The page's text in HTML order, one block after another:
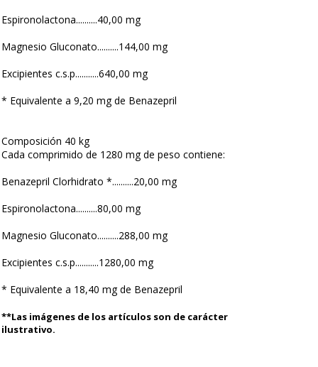
Espironolactona..........40,00 mg
Magnesio Gluconato..........144,00 mg
Excipientes c.s.p...........640,00 mg
* Equivalente a 9,20 mg de Benazepril
Composición 40 kg
Cada comprimido de 1280 mg de peso contiene:
Benazepril Clorhidrato *..........20,00 mg
Espironolactona..........80,00 mg
Magnesio Gluconato..........288,00 mg
Excipientes c.s.p...........1280,00 mg
* Equivalente a 18,40 mg de Benazepril
**Las imágenes de los artículos son de carácter
ilustrativo.